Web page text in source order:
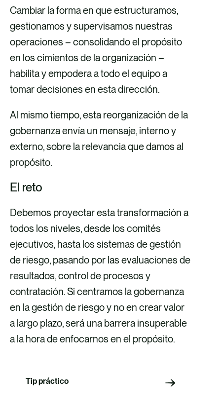
Cambiar la forma en que estructuramos,
gestionamos y supervisamos nuestras
operaciones – consolidando el propósito
en los cimientos de la organización –
habilita y empodera a todo el equipo a
tomar decisiones en esta dirección.
Al mismo tiempo, esta reorganización de la
gobernanza envía un mensaje, interno y
externo, sobre la relevancia que damos al
propósito.
El reto
Debemos proyectar esta transformación a
todos los niveles, desde los comités
ejecutivos, hasta los sistemas de gestión
de riesgo, pasando por las evaluaciones de
resultados, control de procesos y
contratación. Si centramos la gobernanza
en la gestión de riesgo y no en crear valor
a largo plazo, será una barrera insuperable
a la hora de enfocarnos en el propósito.
Tip práctico